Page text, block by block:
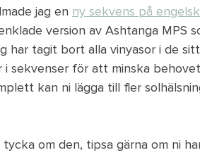
jag en ny sekvens på
version av Ashtanga MPS
har tagit bort alla vinyasor i de
i sekvenser för att minska
kan ni lägga till fler
om den, tipsa gärna om ni